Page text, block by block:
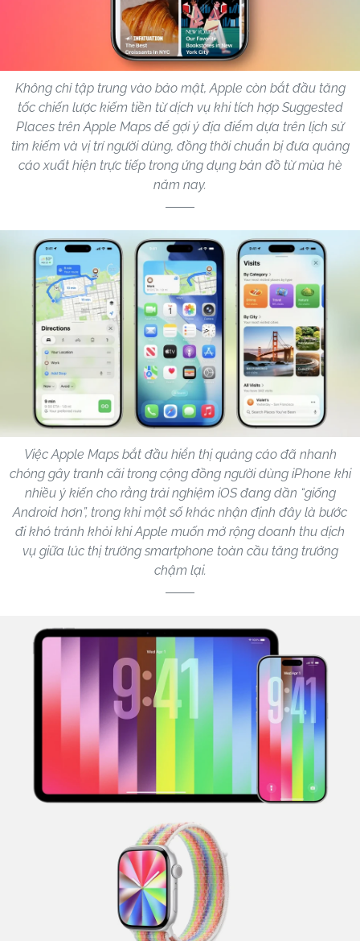
Không chỉ tập trung vào bảo mật, Apple còn bắt đầu tăng
tốc chiến lược kiếm tiền từ dịch vụ khi tích hợp Suggested
Places trên Apple Maps để gợi ý địa điểm dựa trên lịch sử
tìm kiếm và vị trí người dùng, đồng thời chuẩn bị đưa quảng
cáo xuất hiện trực tiếp trong ứng dụng bản đồ từ mùa hè
năm nay.
Việc Apple Maps bắt đầu hiển thị quảng cáo đã nhanh
chóng gây tranh cãi trong cộng đồng người dùng iPhone khi
nhiều ý kiến cho rằng trải nghiệm iOS đang dần “giống
Android hơn”, trong khi một số khác nhận định đây là bước
đi khó tránh khỏi khi Apple muốn mở rộng doanh thu dịch
vụ giữa lúc thị trường smartphone toàn cầu tăng trưởng
chậm lại.